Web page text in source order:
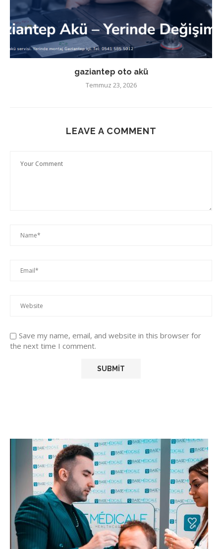
gaziantep oto akü
Temmuz 23, 2026
LEAVE A COMMENT
Save my name, email, and website in this browser for
the next time I comment.